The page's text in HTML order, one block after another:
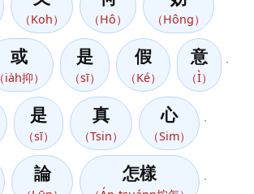
（Koh） （Hô） （Hông）
或
（ia̍h抑）
是
（sī）
假
（Ké）
意
（Ì）
是
（sī）
真
（Tsin）
心
（Sim）
論 怎樣